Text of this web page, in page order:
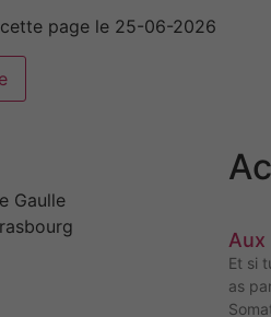
page le 25-06-2026
Gaulle
Aux
Et si
as